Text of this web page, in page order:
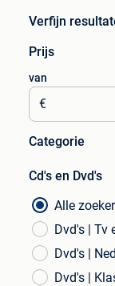
Verfijn
Prijs
van
€
Categorie
Cd's en Dvd's
Alle
Dvd's | Tv
Dvd's |
Dvd's |